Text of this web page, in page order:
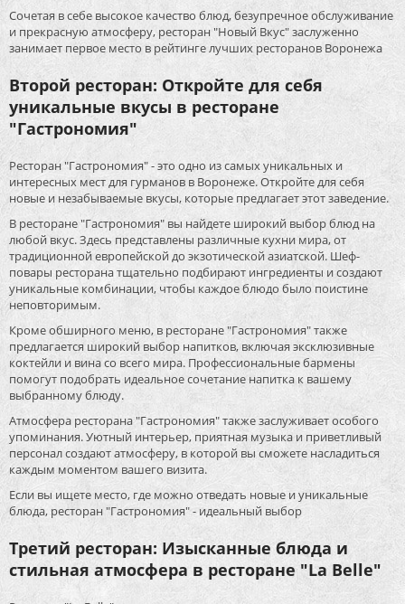
Сочетая в себе высокое качество блюд, безупречное обслуживание
и прекрасную атмосферу, ресторан "Новый Вкус" заслуженно
занимает первое место в рейтинге лучших ресторанов Воронежа
Второй ресторан: Откройте для себя
уникальные вкусы в ресторане
"Гастрономия"
Ресторан "Гастрономия" - это одно из самых уникальных и
интересных мест для гурманов в Воронеже. Откройте для себя
новые и незабываемые вкусы, которые предлагает этот заведение.
В ресторане "Гастрономия" вы найдете широкий выбор блюд на
любой вкус. Здесь представлены различные кухни мира, от
традиционной европейской до экзотической азиатской. Шеф-
повары ресторана тщательно подбирают ингредиенты и создают
уникальные комбинации, чтобы каждое блюдо было поистине
неповторимым.
Кроме обширного меню, в ресторане "Гастрономия" также
предлагается широкий выбор напитков, включая эксклюзивные
коктейли и вина со всего мира. Профессиональные бармены
помогут подобрать идеальное сочетание напитка к вашему
выбранному блюду.
Атмосфера ресторана "Гастрономия" также заслуживает особого
упоминания. Уютный интерьер, приятная музыка и приветливый
персонал создают атмосферу, в которой вы сможете насладиться
каждым моментом вашего визита.
Если вы ищете место, где можно отведать новые и уникальные
блюда, ресторан "Гастрономия" - идеальный выбор
Третий ресторан: Изысканные блюда и
стильная атмосфера в ресторане "La Belle"